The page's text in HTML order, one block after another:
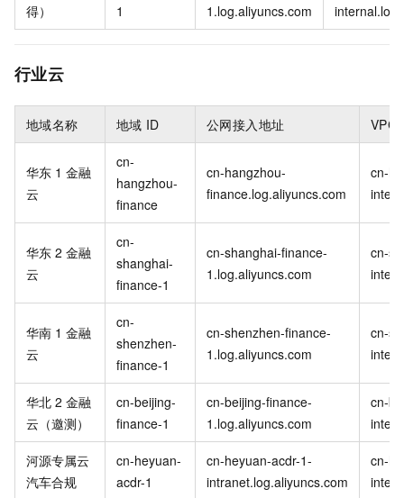
得）
1
1.log.aliyuncs.com
行业云
地域名称 地域 ID 公网接入地址 VPC
华东 1 金融
云
cn-
hangzhou-
finance
cn-hangzhou-
finance.log.aliyuncs.com
cn-
华东 2 金融
云
cn-
shanghai-
finance-1
cn-shanghai-finance-
1.log.aliyuncs.com
cn-
华南 1 金融
云
cn-
shenzhen-
finance-1
cn-shenzhen-finance-
1.log.aliyuncs.com
cn-
华北 2 金融
云（邀测）
cn-beijing-
finance-1
cn-beijing-finance-
1.log.aliyuncs.com
cn-
河源专属云
汽车合规
cn-heyuan-
acdr-1
cn-heyuan-acdr-1-
intranet.log.aliyuncs.com
cn-